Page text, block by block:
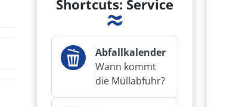
Shortcuts: Service
Abfallkalender
Wann kommt
die Müllabfuhr?